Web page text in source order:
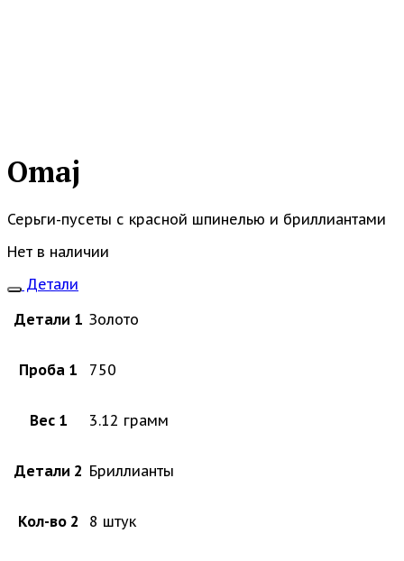
Omaj
Серьги-пусеты с красной шпинелью и бриллиантами
Нет в наличии
Детали
Детали 1 Золото
Проба 1 750
Вес 1 3.12 грамм
Детали 2 Бриллианты
Кол-во 2 8 штук